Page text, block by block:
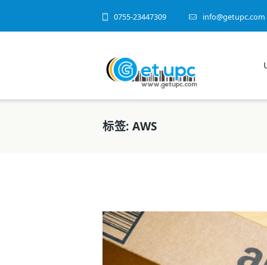
0755-23447309 info@getupc.com
标签: AWS